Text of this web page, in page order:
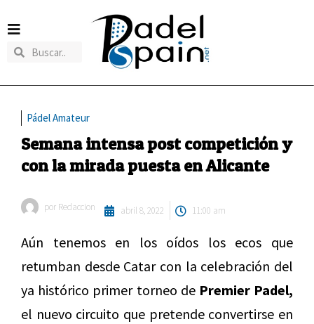
Pádel Amateur
Semana intensa post competición y
con la mirada puesta en Alicante
por Redaccion abril 8, 2022 11:00 am
Aún tenemos en los oídos los ecos que
retumban desde Catar con la celebración del
ya histórico primer torneo de Premier Padel,
el nuevo circuito que pretende convertirse en